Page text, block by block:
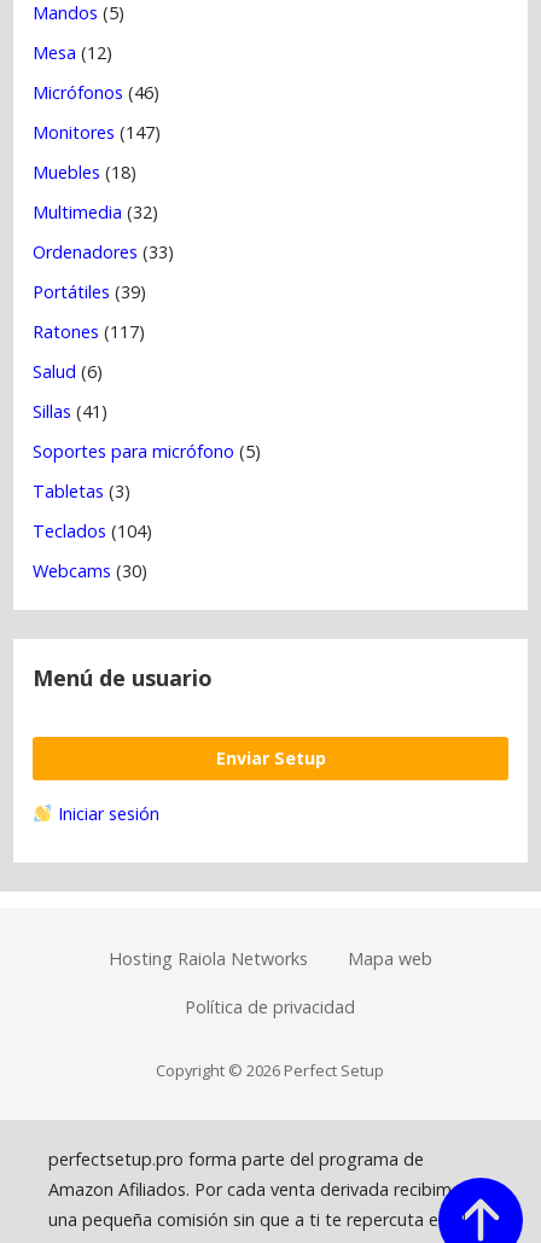
Mandos (5)
Mesa (12)
Micrófonos (46)
Monitores (147)
Muebles (18)
Multimedia (32)
Ordenadores (33)
Portátiles (39)
Ratones (117)
Salud (6)
Sillas (41)
Soportes para micrófono (5)
Tabletas (3)
Teclados (104)
Webcams (30)
Menú de usuario
Enviar Setup
Iniciar sesión
Hosting Raiola Networks Mapa web
Política de privacidad
Copyright © 2026 Perfect Setup
perfectsetup.pro forma parte del programa de
Amazon Afiliados. Por cada venta derivada recibimos
una pequeña comisión sin que a ti te repercuta en el